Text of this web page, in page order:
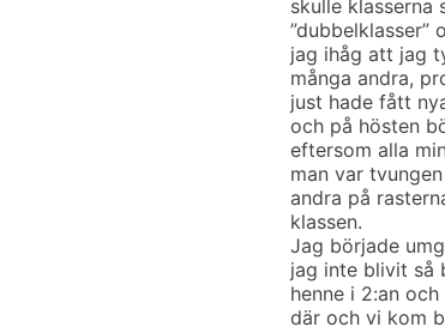
skulle
jag ihåg att jag
många andra,
just hade fått
och på hösten
eftersom alla
man var
andra på
klassen.
Jag började
jag inte blivit så
henne i 2:an
där och vi kom